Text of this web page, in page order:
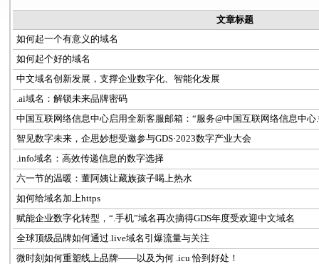
文章标题
如何起一个有意义的域名
如何起个好的域名
中文域名创新发展，支撑企业数字化、智能化发展
.ai域名：解锁未来品牌密码
中国互联网络信息中心启用全新客服邮箱：“服务@中国互联网络信息中心
智见数字未来，企思妙想受邀参与GDS·2023数字产业大会
.info域名：高效传递信息的数字选择
六一节的温暖：董阿姨让藏族孩子喝上热水
如何给域名加上https
赋能企业数字化转型，“.手机”域名再次摘得GDS年度受欢迎中文域名
全球顶级品牌如何通过.live域名引爆流量与关注
微时刻如何重塑线上品牌——以及为何 .icu 恰到好处！